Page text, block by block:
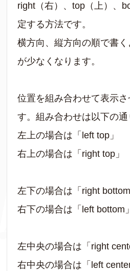
right（右）、top（上）、
定する方法です。
横方向、縦方向の順で書
が少なくなります。
位置を組み合わせて表示
す。組み合わせは以下の通
左上の場合は「left top」
右上の場合は「right top」
左下の場合は「right bottom
右下の場合は「left bottom」
左中央の場合は「right
右中央の場合は「left center